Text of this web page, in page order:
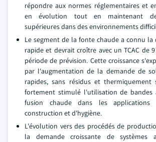
répondre aux normes réglementaires et
en évolution tout en maintenant
supérieures dans des environnements
Le segment de la fonte chaude a connu la
rapide et devrait croître avec un TCAC de
période de prévision. Cette croissance
par l'augmentation de la demande de
rapides, sans résidus et thermiquement
fortement stimulé l'utilisation de bandes
fusion chaude dans les applications
construction et d'hygiène.
L'évolution vers des procédés de
la demande croissante de systèmes